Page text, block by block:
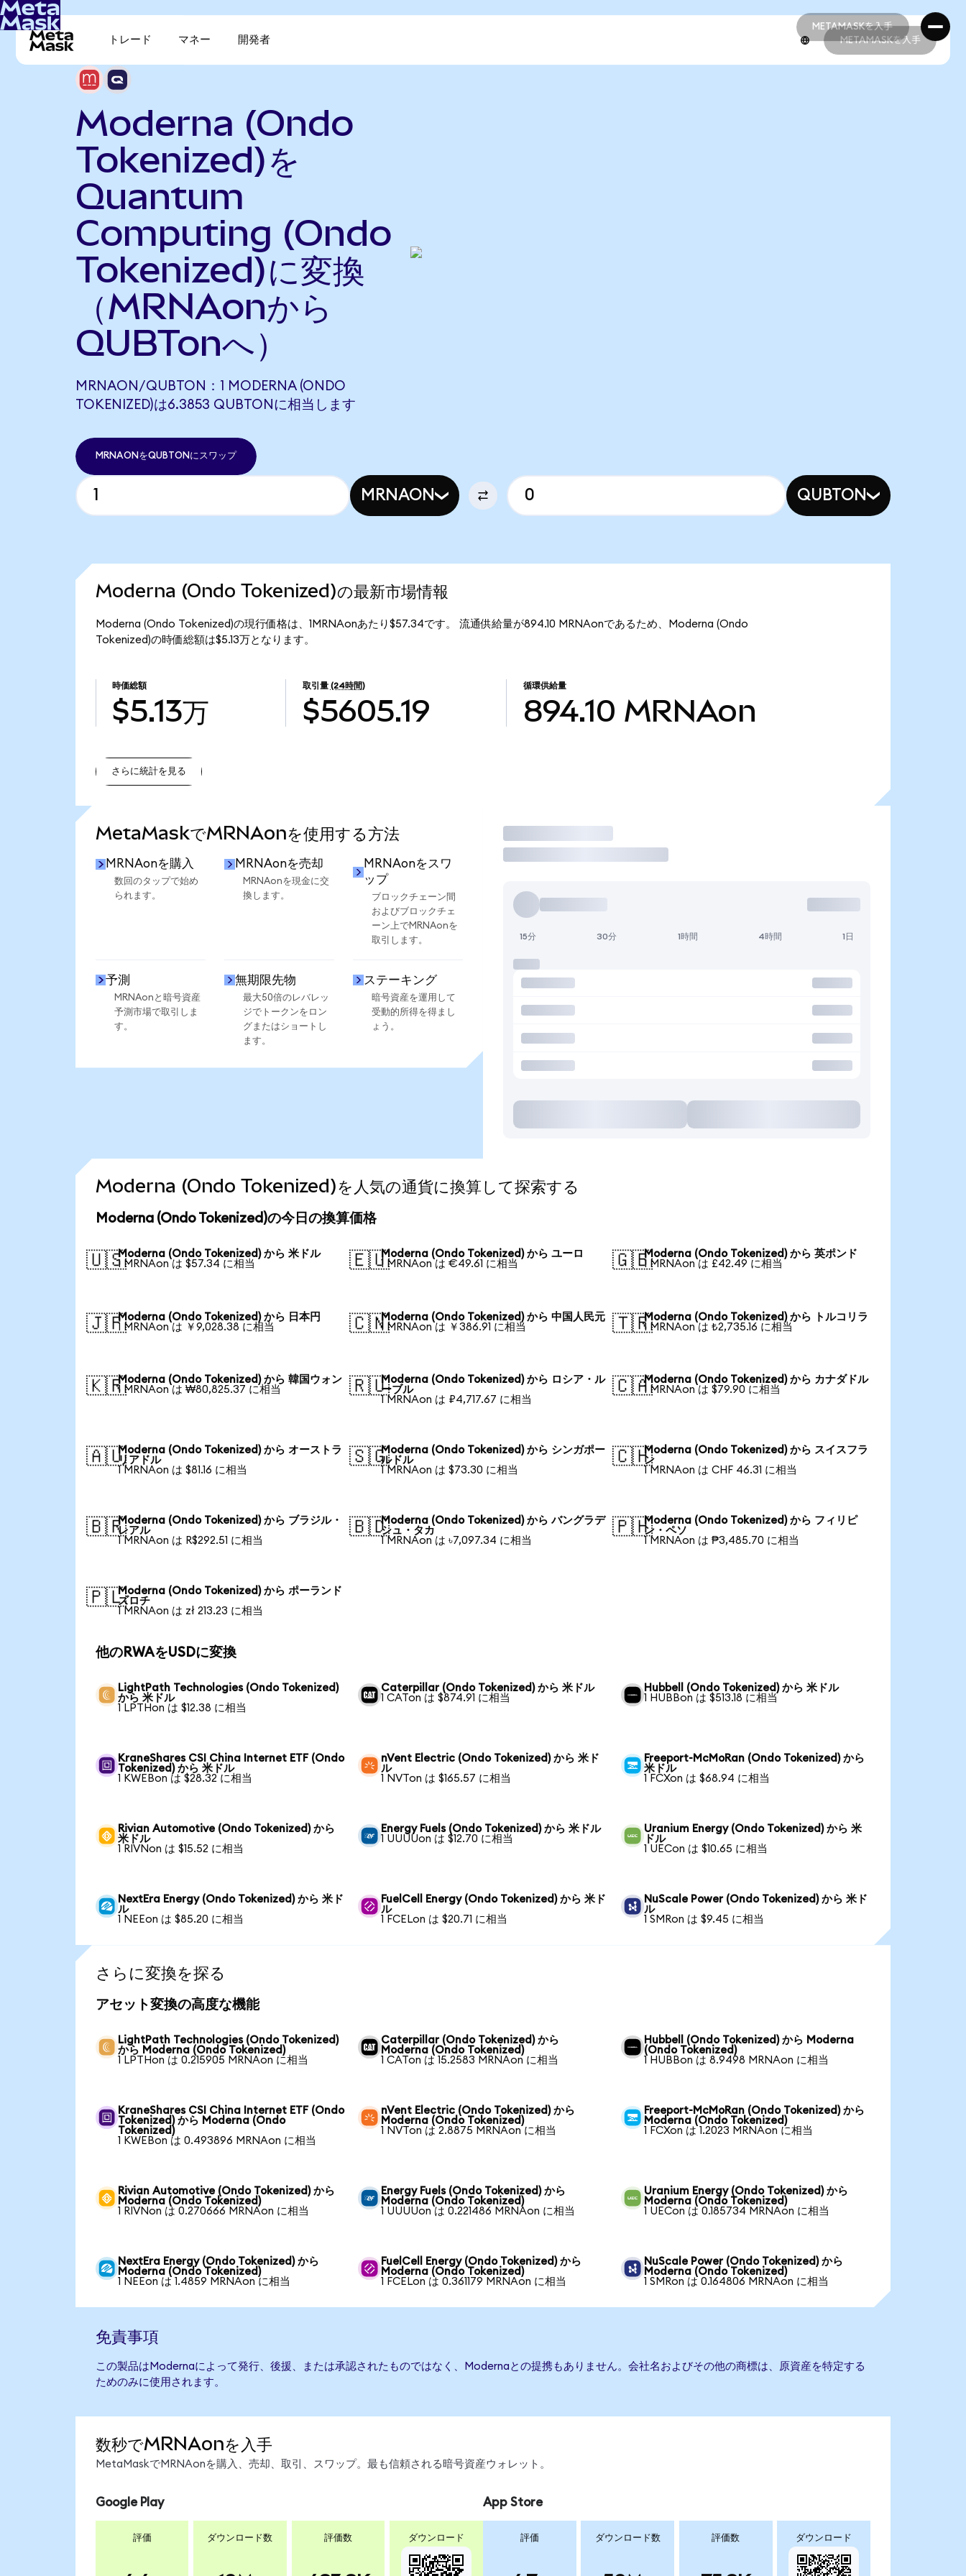
METAMASKを入手
METAMASKを入手
トレード マネー 開発者 METAMASKを入手
Moderna (Ondo
Tokenized)を
Quantum
Computing (Ondo
Tokenized)に変換
（MRNAonから
QUBTonへ）
MRNAON/QUBTON：1 MODERNA (ONDO
TOKENIZED)は6.3853 QUBTONに相当します
MRNAONをQUBTONにスワップ
MRNAON QUBTON
Moderna (Ondo Tokenized)の最新市場情報
Moderna (Ondo Tokenized)の現行価格は、1MRNAonあたり$57.34です。 流通供給量が894.10 MRNAonであるため、Moderna (Ondo
Tokenized)の時価総額は$5.13万となります。
時価総額
$5.13万
取引量 (24時間)
$5605.19
循環供給量
894.10 MRNAon
さらに統計を見る
MetaMaskでMRNAonを使用する方法
MRNAonを購入
数回のタップで始め
られます。
MRNAonを売却
MRNAonを現金に交
換します。
MRNAonをスワ
ップ
ブロックチェーン間
およびブロックチェ
ーン上でMRNAonを
取引します。
予測
MRNAonと暗号資産
予測市場で取引しま
す。
無期限先物
最大50倍のレバレッ
ジでトークンをロン
グまたはショートし
ます。
ステーキング
暗号資産を運用して
受動的所得を得まし
ょう。
取引
15分 30分 1時間 4時間 1日
Moderna (Ondo Tokenized)を人気の通貨に換算して探索する
Moderna (Ondo Tokenized)の今日の換算価格
🇺🇸Moderna (Ondo Tokenized) から 米ドル
1 MRNAon は $57.34 に相当
🇪🇺Moderna (Ondo Tokenized) から ユーロ
1 MRNAon は €49.61 に相当
🇬🇧Moderna (Ondo Tokenized) から 英ポンド
1 MRNAon は £42.49 に相当
🇯🇵Moderna (Ondo Tokenized) から 日本円
1 MRNAon は ￥9,028.38 に相当
🇨🇳Moderna (Ondo Tokenized) から 中国人民元
1 MRNAon は ￥386.91 に相当
🇹🇷Moderna (Ondo Tokenized) から トルコリラ
1 MRNAon は ₺2,735.16 に相当
🇰🇷Moderna (Ondo Tokenized) から 韓国ウォン
1 MRNAon は ₩80,825.37 に相当
🇷🇺Moderna (Ondo Tokenized) から ロシア・ル
ーブル
1 MRNAon は ₽4,717.67 に相当
🇨🇦Moderna (Ondo Tokenized) から カナダドル
1 MRNAon は $79.90 に相当
🇦🇺Moderna (Ondo Tokenized) から オーストラ
リアドル
1 MRNAon は $81.16 に相当
🇸🇬Moderna (Ondo Tokenized) から シンガポー
ルドル
1 MRNAon は $73.30 に相当
🇨🇭Moderna (Ondo Tokenized) から スイスフラ
ン
1 MRNAon は CHF 46.31 に相当
🇧🇷Moderna (Ondo Tokenized) から ブラジル・
レアル
1 MRNAon は R$292.51 に相当
🇧🇩Moderna (Ondo Tokenized) から バングラデ
シュ・タカ
1 MRNAon は ৳7,097.34 に相当
🇵🇭Moderna (Ondo Tokenized) から フィリピ
ン・ペソ
1 MRNAon は ₱3,485.70 に相当
🇵🇱Moderna (Ondo Tokenized) から ポーランド
ズロチ
1 MRNAon は zł 213.23 に相当
他のRWAをUSDに変換
LightPath Technologies (Ondo Tokenized)
から 米ドル
1 LPTHon は $12.38 に相当
Caterpillar (Ondo Tokenized) から 米ドル
1 CATon は $874.91 に相当
Hubbell (Ondo Tokenized) から 米ドル
1 HUBBon は $513.18 に相当
KraneShares CSI China Internet ETF (Ondo
Tokenized) から 米ドル
1 KWEBon は $28.32 に相当
nVent Electric (Ondo Tokenized) から 米ド
ル
1 NVTon は $165.57 に相当
Freeport-McMoRan (Ondo Tokenized) から
米ドル
1 FCXon は $68.94 に相当
Rivian Automotive (Ondo Tokenized) から
米ドル
1 RIVNon は $15.52 に相当
Energy Fuels (Ondo Tokenized) から 米ドル
1 UUUUon は $12.70 に相当
Uranium Energy (Ondo Tokenized) から 米
ドル
1 UECon は $10.65 に相当
NextEra Energy (Ondo Tokenized) から 米ド
ル
1 NEEon は $85.20 に相当
FuelCell Energy (Ondo Tokenized) から 米ド
ル
1 FCELon は $20.71 に相当
NuScale Power (Ondo Tokenized) から 米ド
ル
1 SMRon は $9.45 に相当
さらに変換を探る
アセット変換の高度な機能
LightPath Technologies (Ondo Tokenized)
から Moderna (Ondo Tokenized)
1 LPTHon は 0.215905 MRNAon に相当
Caterpillar (Ondo Tokenized) から
Moderna (Ondo Tokenized)
1 CATon は 15.2583 MRNAon に相当
Hubbell (Ondo Tokenized) から Moderna
(Ondo Tokenized)
1 HUBBon は 8.9498 MRNAon に相当
KraneShares CSI China Internet ETF (Ondo
Tokenized) から Moderna (Ondo
Tokenized)
1 KWEBon は 0.493896 MRNAon に相当
nVent Electric (Ondo Tokenized) から
Moderna (Ondo Tokenized)
1 NVTon は 2.8875 MRNAon に相当
Freeport-McMoRan (Ondo Tokenized) から
Moderna (Ondo Tokenized)
1 FCXon は 1.2023 MRNAon に相当
Rivian Automotive (Ondo Tokenized) から
Moderna (Ondo Tokenized)
1 RIVNon は 0.270666 MRNAon に相当
Energy Fuels (Ondo Tokenized) から
Moderna (Ondo Tokenized)
1 UUUUon は 0.221486 MRNAon に相当
Uranium Energy (Ondo Tokenized) から
Moderna (Ondo Tokenized)
1 UECon は 0.185734 MRNAon に相当
NextEra Energy (Ondo Tokenized) から
Moderna (Ondo Tokenized)
1 NEEon は 1.4859 MRNAon に相当
FuelCell Energy (Ondo Tokenized) から
Moderna (Ondo Tokenized)
1 FCELon は 0.361179 MRNAon に相当
NuScale Power (Ondo Tokenized) から
Moderna (Ondo Tokenized)
1 SMRon は 0.164806 MRNAon に相当
免責事項
この製品はModernaによって発行、後援、または承認されたものではなく、Modernaとの提携もありません。会社名およびその他の商標は、原資産を特定する
ためのみに使用されます。
数秒でMRNAonを入手
MetaMaskでMRNAonを購入、売却、取引、スワップ。最も信頼される暗号資産ウォレット。
Google Play
評価 ダウンロード数 評価数 ダウンロード
App Store
評価 ダウンロード数 評価数 ダウンロード